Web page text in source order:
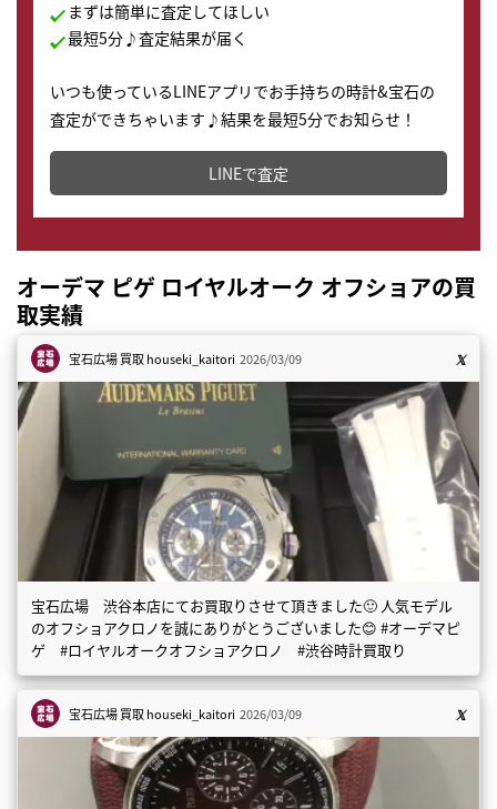
まずは簡単に査定してほしい
最短5分♪査定結果が届く
いつも使っているLINEアプリでお手持ちの時計&宝石の
査定ができちゃいます♪結果を最短5分でお知らせ！
どこからでもすぐに査定金額を知ることが出来ます。
LINEで査定
オーデマ ピゲ ロイヤルオーク オフショアの買
取実績
宝石広場 買取houseki_kaitori 2026/03/09
宝石広場 渋谷本店にてお買取りさせて頂きました🙂 人気モデル
のオフショアクロノを誠にありがとうございました😊 #オーデマピ
ゲ #ロイヤルオークオフショアクロノ #渋谷時計買取り
宝石広場 買取houseki_kaitori 2026/03/09